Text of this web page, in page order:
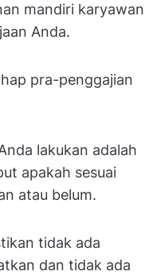
mandiri karyawan
Anda.
pra-penggajian
lakukan adalah
apakah sesuai
atau belum.
tidak ada
dan tidak ada